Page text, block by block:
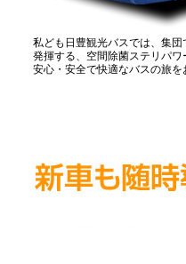
私ども日豊観光バスでは、集
発揮する、空間除菌ステリパワ
安心・安全で快適なバスの旅を